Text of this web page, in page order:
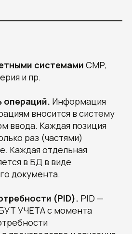
системами СМР,
и пр.
операций. Информация
вносится в систему
ввода. Каждая позиция
раз (частями)
Каждая отдельная
в БД в виде
документа.
(PID). PID —
УЧЕТА с момента